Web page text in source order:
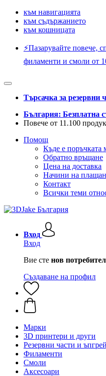
към навигацията
към съдържанието
към кошницата
⚡️Пазарувайте повече,
филаменти и смоли от
Търсачка за резервни
България: Безплатна
Повече от 11.100
Помощ
Къде е поръчката
Обратно връщане
Цена на доставка
Начини на
Контакт
Всички теми
Вход
Вход
Вие сте нов
Създаване на профил
Mарки
3D принтери и други
Резервни части и
Филаменти
Смоли
Аксесоари